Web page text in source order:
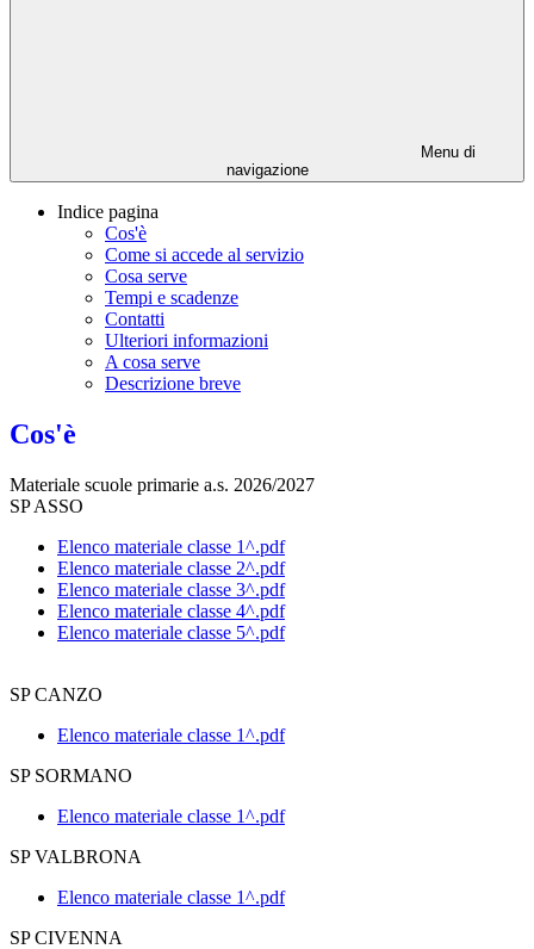
Menu di
navigazione
Indice pagina
Cos'è
Come si accede al servizio
Cosa serve
Tempi e scadenze
Contatti
Ulteriori informazioni
A cosa serve
Descrizione breve
Cos'è
Materiale scuole primarie a.s. 2026/2027
SP ASSO
Elenco materiale classe 1^.pdf
Elenco materiale classe 2^.pdf
Elenco materiale classe 3^.pdf
Elenco materiale classe 4^.pdf
Elenco materiale classe 5^.pdf
SP CANZO
Elenco materiale classe 1^.pdf
SP SORMANO
Elenco materiale classe 1^.pdf
SP VALBRONA
Elenco materiale classe 1^.pdf
SP CIVENNA